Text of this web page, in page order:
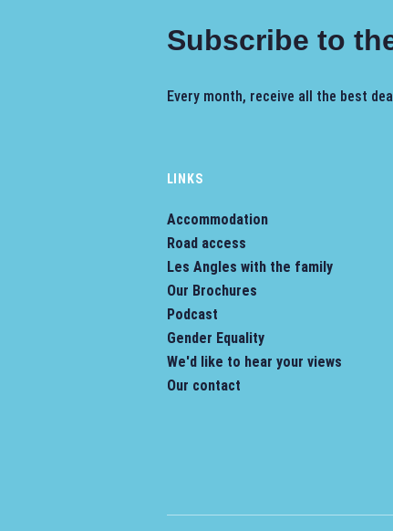
Subscribe to
Every month, receive all the best
LINKS
Accommodation
Road access
Les Angles with the family
Our Brochures
Podcast
Gender Equality
We'd like to hear your views
Our contact